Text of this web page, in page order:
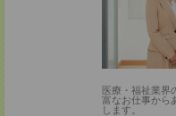
医療・福祉業界
富なお仕事から
します。